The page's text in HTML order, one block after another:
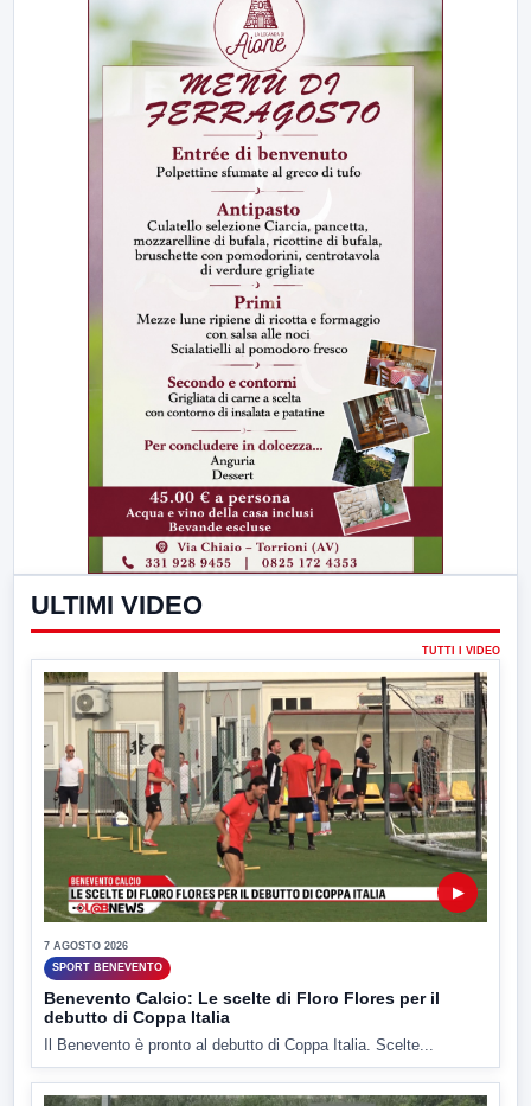
ULTIMI VIDEO
TUTTI I VIDEO
▶
7 AGOSTO 2026
SPORT BENEVENTO
Benevento Calcio: Le scelte di Floro Flores per il
debutto di Coppa Italia
Il Benevento è pronto al debutto di Coppa Italia. Scelte...